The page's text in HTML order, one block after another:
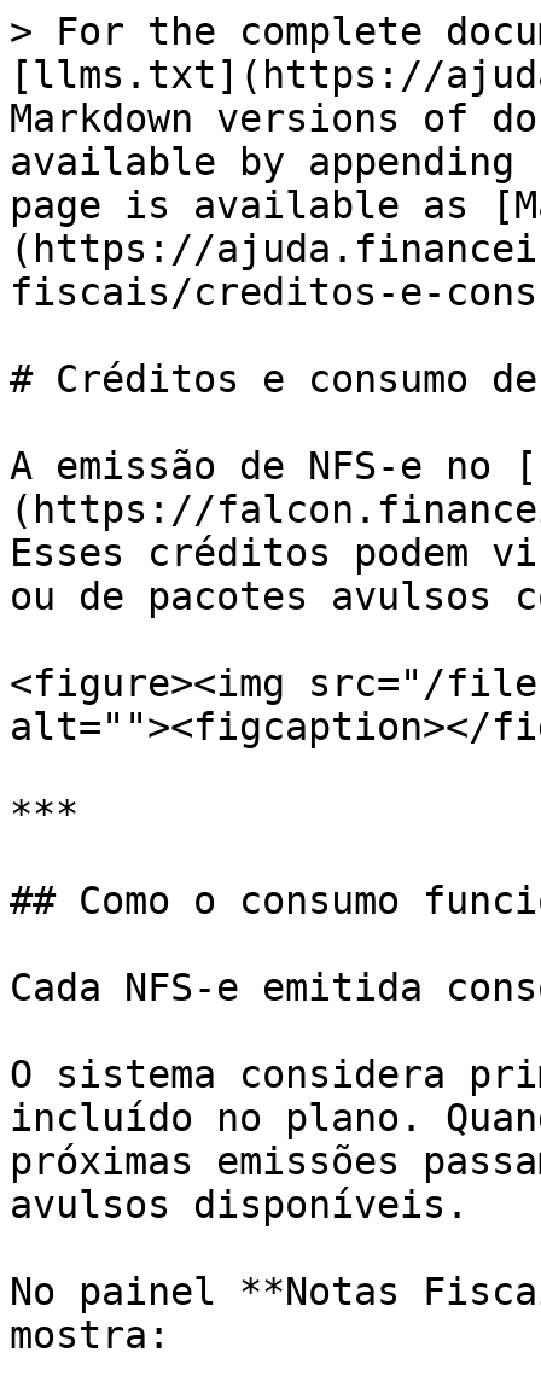
> For the complete
[llms.txt](https://
Markdown versions of
available by
page is available as
(https://
fiscais/creditos-e-
# Créditos e consumo de
A emissão de NFS-e no
(https://
Esses créditos podem
ou de pacotes avulsos
<figure><img src="/files/
alt=""><figcaption></
***
## Como o consumo
Cada NFS-e emitida
O sistema considera
incluído no plano.
próximas emissões
avulsos disponíveis.
No painel **Notas
mostra: